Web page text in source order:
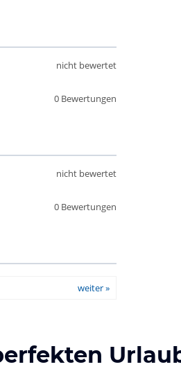
0 Bewertungen
nicht bewertet
0 Bewertungen
nicht bewertet
weiter »